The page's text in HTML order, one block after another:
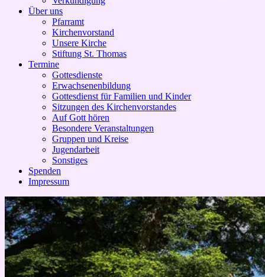
Über uns
Pfarramt
Kirchenvorstand
Unsere Kirche
Stiftung St. Thomas
Termine
Gottesdienste
Erwachsenenbildung
Gottesdienst für Familien und Kinder
Sitzungen des Kirchenvorstandes
Auf Gott hören
Besondere Veranstaltungen
Gruppen und Kreise
Jugendarbeit
Sonstiges
Spenden
Impressum